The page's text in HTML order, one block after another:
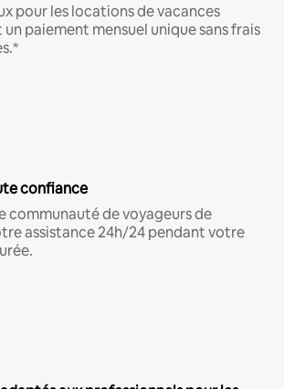
pour les locations de vacances
paiement mensuel unique sans frais
confiance
communauté de voyageurs de
assistance 24h/24 pendant votre